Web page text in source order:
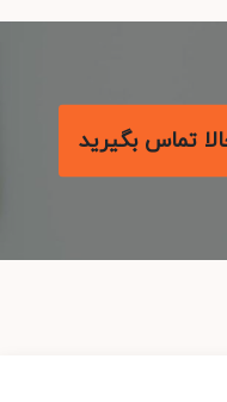
تماس بگیرید